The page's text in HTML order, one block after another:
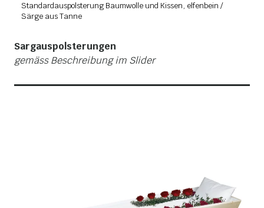
Standardauspolsterung Baumwolle und Kissen, elfenbein /
Särge aus Tanne
Sargauspolsterungen
gemäss Beschreibung im Slider